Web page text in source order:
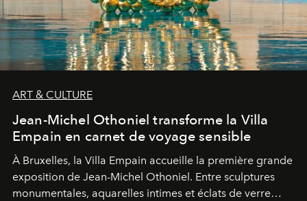
ART & CULTURE
Jean-Michel Othoniel transforme la Villa
Empain en carnet de voyage sensible
À Bruxelles, la Villa Empain accueille la première grande
exposition de Jean-Michel Othoniel. Entre sculptures
monumentales, aquarelles intimes et éclats de verre